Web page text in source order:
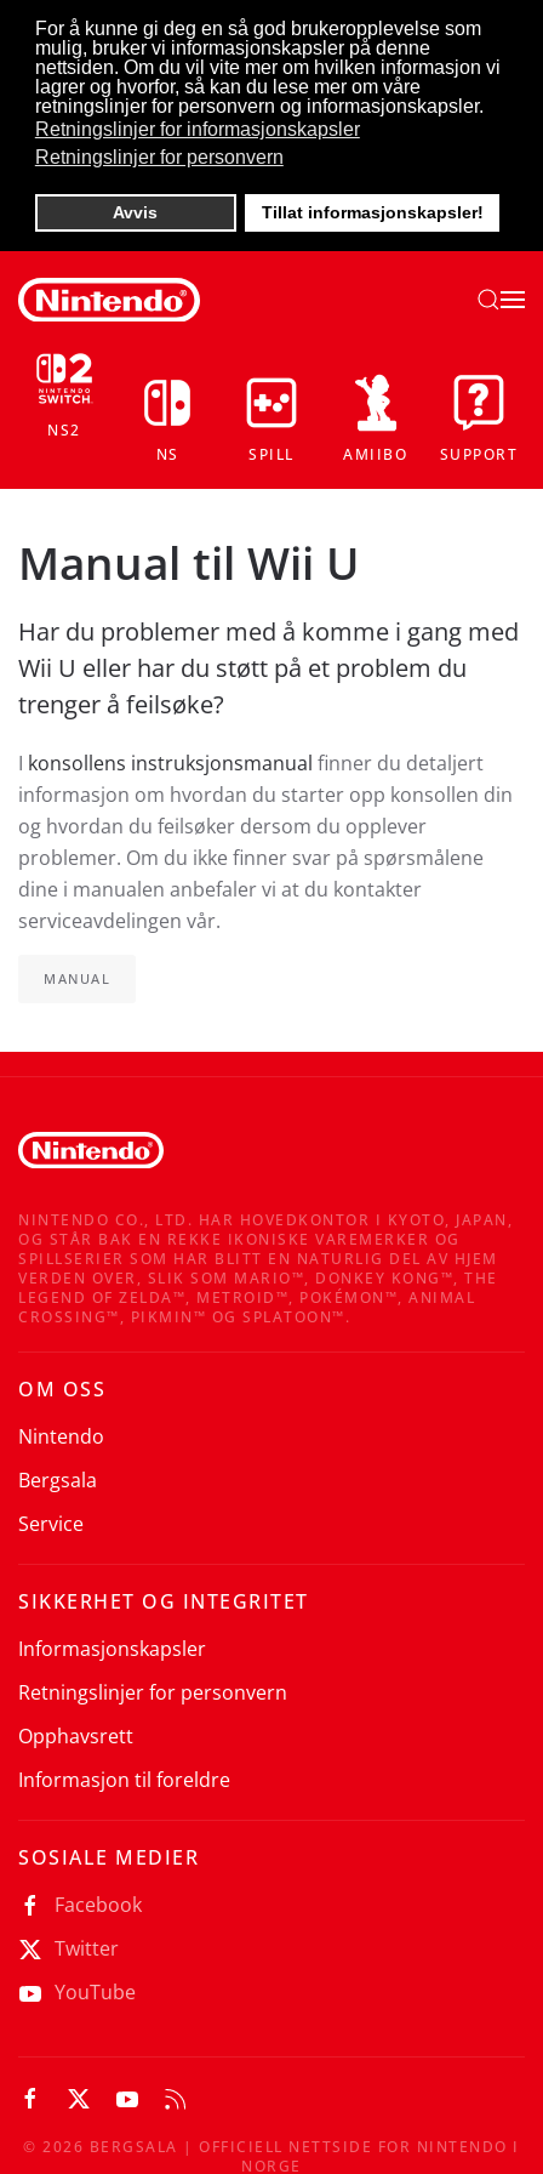
For å kunne gi deg en så god brukeropplevelse som
mulig, bruker vi informasjonskapsler på denne
nettsiden. Om du vil vite mer om hvilken informasjon vi
lagrer og hvorfor, så kan du lese mer om våre
retningslinjer for personvern og informasjonskapsler.
Retningslinjer for informasjonskapsler
Retningslinjer for personvern
Avvis Tillat informasjonskapsler!
Skip to main content
NS2
NS
SPILL AMIIBO SUPPORT
Manual til Wii U
Har du problemer med å komme i gang med
Wii U eller har du støtt på et problem du
trenger å feilsøke?
I konsollens instruksjonsmanual finner du detaljert
informasjon om hvordan du starter opp konsollen din
og hvordan du feilsøker dersom du opplever
problemer. Om du ikke finner svar på spørsmålene
dine i manualen anbefaler vi at du kontakter
serviceavdelingen vår.
MANUAL
NINTENDO CO., LTD. HAR HOVEDKONTOR I KYOTO, JAPAN,
OG STÅR BAK EN REKKE IKONISKE VAREMERKER OG
SPILLSERIER SOM HAR BLITT EN NATURLIG DEL AV HJEM
VERDEN OVER, SLIK SOM MARIO™, DONKEY KONG™, THE
LEGEND OF ZELDA™, METROID™, POKÉMON™, ANIMAL
CROSSING™, PIKMIN™ OG SPLATOON™.
OM OSS
Nintendo
Bergsala
Service
SIKKERHET OG INTEGRITET
Informasjonskapsler
Retningslinjer for personvern
Opphavsrett
Informasjon til foreldre
SOSIALE MEDIER
Facebook
Twitter
YouTube
©2026 BERGSALA | OFFICIELL NETTSIDE FOR NINTENDO I
NORGE